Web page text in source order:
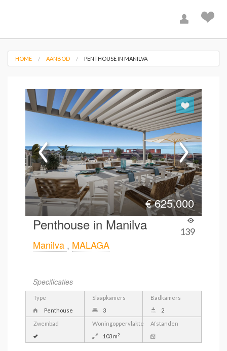
HOME AANBOD PENTHOUSE IN MANILVA
€625.000
Penthouse in Manilva 139
Manilva , MALAGA
Specificaties
Type
Penthouse
Slaapkamers
3
Badkamers
2
Zwembad
Woningoppervlakte
103 m2
Afstanden